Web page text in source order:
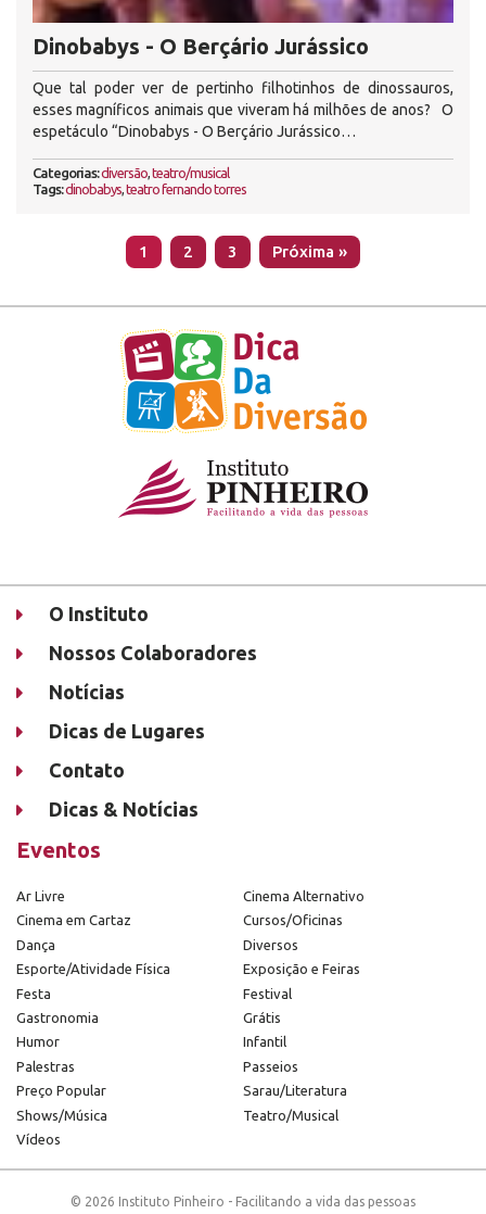
Dinobabys - O Berçário Jurássico
Que tal poder ver de pertinho filhotinhos de dinossauros,
esses magníficos animais que viveram há milhões de anos? O
espetáculo “Dinobabys - O Berçário Jurássico…
Categorias:diversão,teatro/musical
Tags:dinobabys,teatro fernando torres
1 2 3 Próxima »
O Instituto
Nossos Colaboradores
Notícias
Dicas de Lugares
Contato
Dicas & Notícias
Eventos
Ar Livre
Cinema Alternativo
Cinema em Cartaz
Cursos/Oficinas
Dança
Diversos
Esporte/Atividade Física
Exposição e Feiras
Festa
Festival
Gastronomia
Grátis
Humor
Infantil
Palestras
Passeios
Preço Popular
Sarau/Literatura
Shows/Música
Teatro/Musical
Vídeos
© 2026 Instituto Pinheiro - Facilitando a vida das pessoas